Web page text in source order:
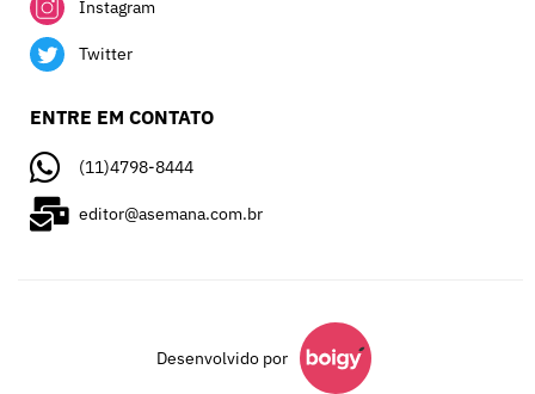
Instagram
Twitter
ENTRE EM CONTATO
(11)4798-8444
editor@asemana.com.br
Desenvolvido por